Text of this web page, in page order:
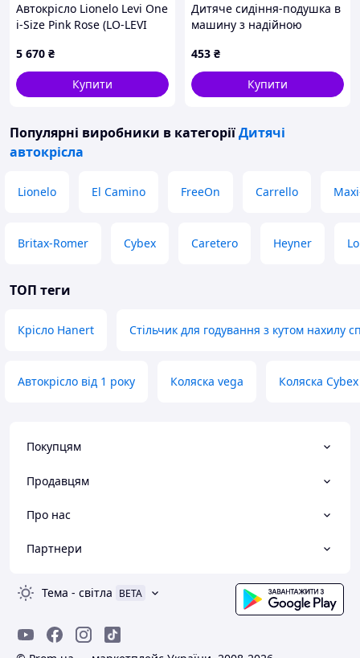
Автокрісло Lionelo Levi One
i-Size Pink Rose (LO-LEVI
5 670 ₴
Купити
Дитяче сидіння-подушка в
машину з надійною
453 ₴
Купити
Популярні виробники в категоріїДитячі
автокрісла
Lionelo El Camino FreeOn Carrello
Britax-Romer Cybex Caretero Heyner
ТОП теги
Крісло Hanert Стільчик для годування з кутом нахилу
Автокрісло від 1 року Коляска vega Коляска
Покупцям
Продавцям
Про нас
Партнери
Тема - світла BETA